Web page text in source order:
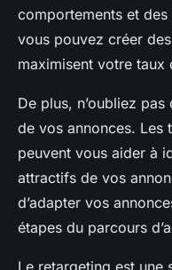
comportements et
vous pouvez créer
maximisent votre taux
De plus, n’oubliez
de vos annonces. Les
peuvent vous aider à
attractifs de vos
d’adapter vos
étapes du parcours